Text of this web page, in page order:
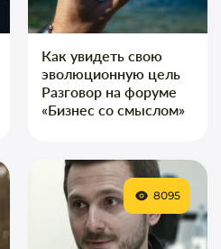
Как увидеть свою
эволюционную цель
Разговор на форуме
«Бизнес со смыслом»
8095